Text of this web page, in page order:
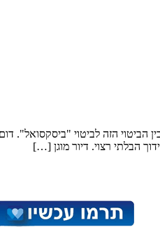
הביטוי הזה לביטוי
הבלתי רצוי. דיור מוגן […]